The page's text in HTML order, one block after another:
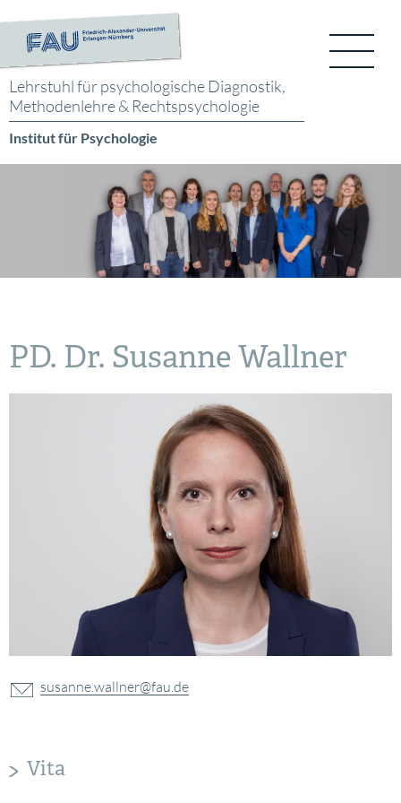
Lehrstuhl für psychologische Diagnostik,
Methodenlehre& Rechtspsychologie
Institut für Psychologie
PD. Dr. Susanne Wallner
susanne.wallner@fau.de
Vita